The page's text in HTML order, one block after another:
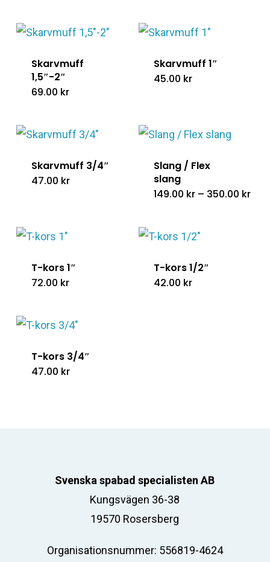
Skarvmuff
1,5″-2″
69.00 kr
Skarvmuff 1″
45.00 kr
Skarvmuff 3/4″
47.00 kr
Slang / Flex
slang
149.00 kr – 350.00 kr
T-kors 1″
72.00 kr
T-kors 1/2″
42.00 kr
T-kors 3/4″
47.00 kr
Svenska spabad specialisten AB
Kungsvägen 36-38
19570 Rosersberg
Organisationsnummer: 556819-4624